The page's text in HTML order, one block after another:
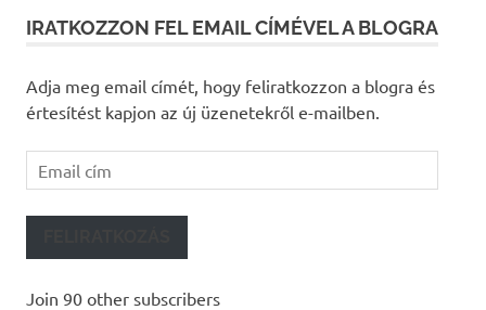
IRATKOZZON FEL EMAIL CÍMÉVEL A BLOGRA
Adja meg email címét, hogy feliratkozzon a blogra és
értesítést kapjon az új üzenetekről e-mailben.
Email
cím
Join 90 other subscribers